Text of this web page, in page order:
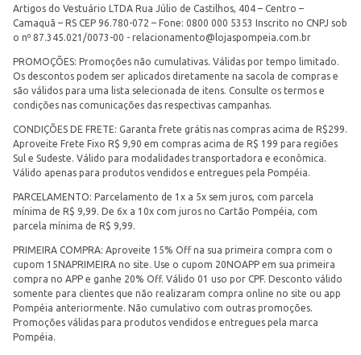
Artigos do Vestuário LTDA Rua Júlio de Castilhos, 404 – Centro –
Camaquã – RS CEP 96.780-072 – Fone: 0800 000 5353 Inscrito no CNPJ sob
o nº 87.345.021/0073-00 - relacionamento@lojaspompeia.com.br
PROMOÇÕES: Promoções não cumulativas. Válidas por tempo limitado.
Os descontos podem ser aplicados diretamente na sacola de compras e
são válidos para uma lista selecionada de itens. Consulte os termos e
condições nas comunicações das respectivas campanhas.
CONDIÇÕES DE FRETE: Garanta frete grátis nas compras acima de R$299.
Aproveite Frete Fixo R$ 9,90 em compras acima de R$ 199 para regiões
Sul e Sudeste. Válido para modalidades transportadora e econômica.
Válido apenas para produtos vendidos e entregues pela Pompéia.
PARCELAMENTO: Parcelamento de 1x a 5x sem juros, com parcela
mínima de R$ 9,99. De 6x a 10x com juros no Cartão Pompéia, com
parcela mínima de R$ 9,99.
PRIMEIRA COMPRA: Aproveite 15% Off na sua primeira compra com o
cupom 15NAPRIMEIRA no site. Use o cupom 20NOAPP em sua primeira
compra no APP e ganhe 20% Off. Válido 01 uso por CPF. Desconto válido
somente para clientes que não realizaram compra online no site ou app
Pompéia anteriormente. Não cumulativo com outras promoções.
Promoções válidas para produtos vendidos e entregues pela marca
Pompéia.